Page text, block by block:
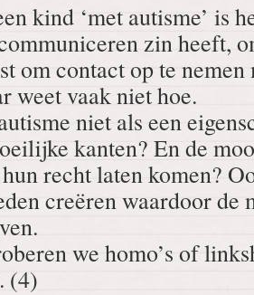
kind ‘met autisme’ is
zin heeft,
om contact op te
weet vaak niet hoe.
niet als een
kanten? En de
recht laten komen?
creëren waardoor de
we homo’s of
(4)